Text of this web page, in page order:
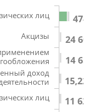
лиц
Акцизы
доход
лиц
474
24
14
15,22
11